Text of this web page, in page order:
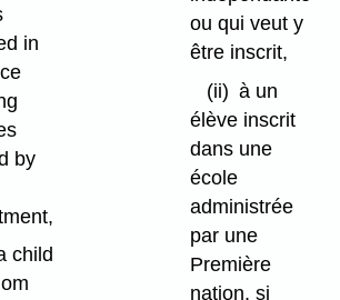
in
by
child
ou qui veut y
être inscrit,
(ii) à un
élève inscrit
dans une
école
administrée
par une
Première
nation, si